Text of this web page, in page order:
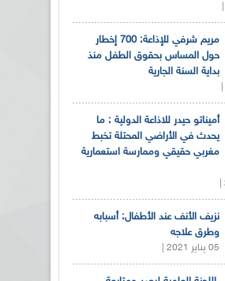
مريم شرفي للإذاعة: 700 إخطار
حول المساس بحقوق الطفل منذ
بداية السنة الجارية
أميناتو حيدر للاذاعة الدولية : ما
يحدث في الأراضي المحتلة تخبط
مغربي حقيقي وممارسة استعمارية
نزيف الأنف عند الأطفال: أسبابه
وطرق علاجه
05 يناير 2021 |